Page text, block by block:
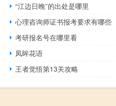
“江边日晚”的出处是哪里
心理咨询师证书报考要求有哪些
考研报名号在哪里看
凤眸花语
王者觉悟第13关攻略